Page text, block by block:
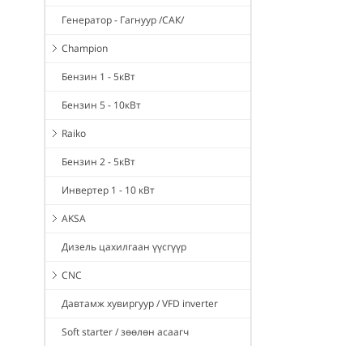
Генератор - Гагнуур /САК/
Champion
Бензин 1 - 5кВт
Бензин 5 - 10кВт
Raiko
Бензин 2 - 5кВт
Инвертер 1 - 10 кВт
AKSA
Дизель цахилгаан үүсгүүр
CNC
Давтамж хувиргуур / VFD inverter
Soft starter / зөөлөн асаагч